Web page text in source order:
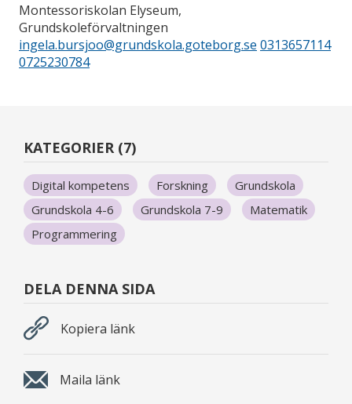
Montessoriskolan Elyseum,
Grundskoleförvaltningen
ingela.bursjoo@grundskola.goteborg.se 0313657114
0725230784
KATEGORIER (7)
Digital kompetens Forskning
Grundskola
Grundskola 4-6
Grundskola 7-9
Matematik
Programmering
DELA DENNA SIDA
Kopiera länk
Maila länk